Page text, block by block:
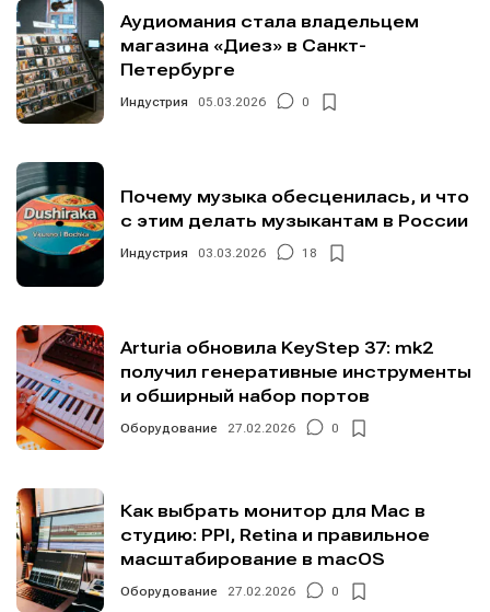
Аудиомания стала владельцем
магазина «Диез» в Санкт-
Петербурге
Индустрия 05.03.2026 0
Почему музыка обесценилась, и что
с этим делать музыкантам в России
Индустрия 03.03.2026 18
Arturia обновила KeyStep 37: mk2
получил генеративные инструменты
и обширный набор портов
Оборудование 27.02.2026 0
Как выбрать монитор для Mac в
студию: PPI, Retina и правильное
масштабирование в macOS
Оборудование 27.02.2026 0